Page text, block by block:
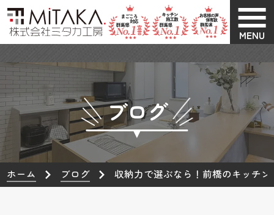
MENU
ブログ
ホーム ブログ 収納力で選ぶなら！前橋のキッチ